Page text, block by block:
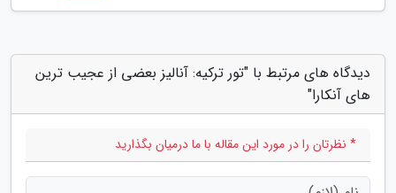
دیدگاه های مرتبط با "تور ترکیه: آنالیز بعضی از عجیب ترین
های آنکارا"
* نظرتان را در مورد این مقاله با ما درمیان بگذارید